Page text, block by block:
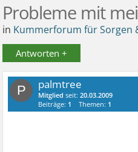
Probleme mit
in Kummerforum für Sorgen
Antworten +
P palmtree
Mitglied seit:20.03.2009
Beiträge: 1 Themen: 1